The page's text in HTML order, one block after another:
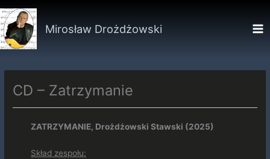
do
treści
Mirosław Drożdżowski
CD – Zatrzymanie
ZATRZYMANIE, Drożdżowski Stawski (2025)
Skład zespołu: